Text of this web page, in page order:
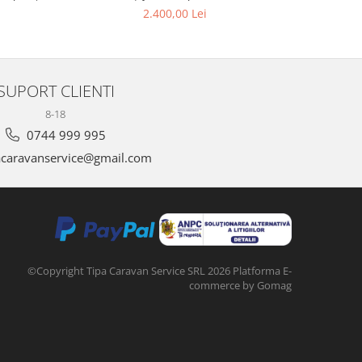
2.400,00 Lei
CLIENTI
8-18
0744 999 995
©Copyright Tipa Caravan Service SRL 2026 Platforma E-
commerce by Gomag